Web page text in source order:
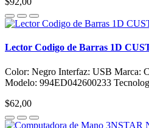
Lector Codigo de Barras 1D
Color: Negro Interfaz: USB Marca:
Modelo: 994ED042600233
$62,00